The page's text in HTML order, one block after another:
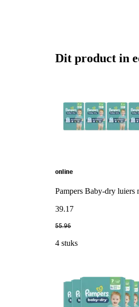
Dit product in
online
Pampers Baby-dry luiers
39.17
55.96
4 stuks